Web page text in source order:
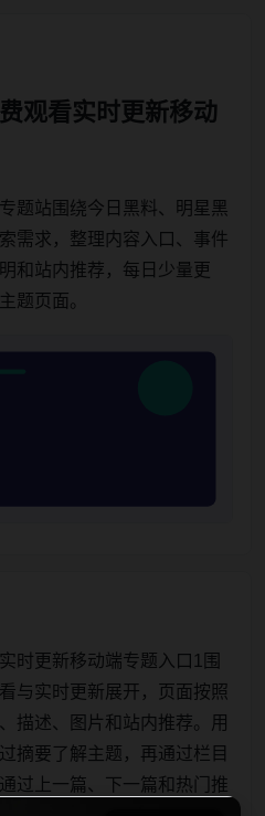
观看实时更新移动
题站围绕今日黑料、明星黑
需求，整理内容入口、事件
和站内推荐，每日少量更
题页面。
时更新移动端专题入口1围
与实时更新展开，页面按照
描述、图片和站内推荐。用
摘要了解主题，再通过栏目
过上一篇、下一篇和热门推